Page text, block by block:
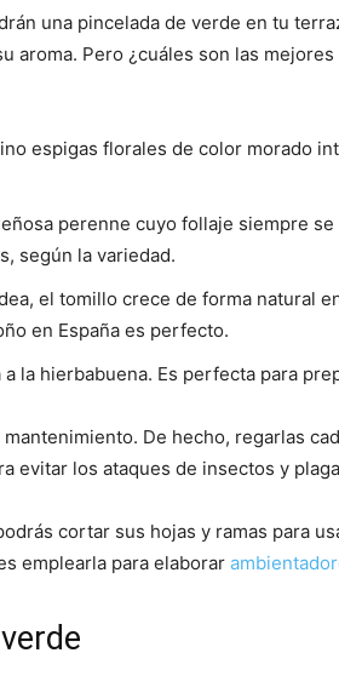
una pincelada de verde en tu
aroma. Pero ¿cuáles son las
espigas florales de color morado
perenne cuyo follaje siempre
según la variedad.
el tomillo crece de forma natural
en España es perfecto.
a la hierbabuena. Es perfecta para
De hecho, regarlas
evitar los ataques de insectos y
cortar sus hojas y ramas para
emplearla para elaborar